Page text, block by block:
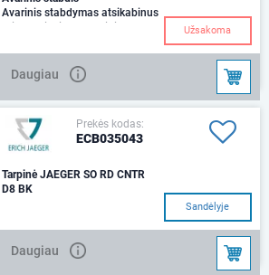
Avarinis stabdymas atsikabinus
priekabaiSkirtas rankiniam
atsikabinimo
Užsakoma
Daugiau
Prekės kodas:
ECB035043
Tarpinė JAEGER SO RD CNTR
D8 BK
Sandėlyje
Daugiau